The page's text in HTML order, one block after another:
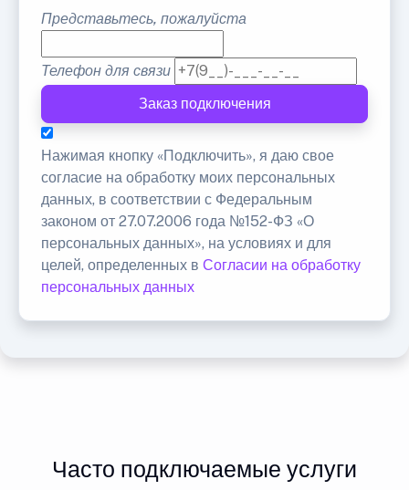
Представьтесь, пожалуйста
Телефон для связи
Заказ подключения
Нажимая кнопку «Подключить», я даю свое
согласие на обработку моих персональных
данных, в соответствии с Федеральным
законом от 27.07.2006 года №152-ФЗ «О
персональных данных», на условиях и для
целей, определенных в Согласии на обработку
персональных данных
Часто подключаемые услуги